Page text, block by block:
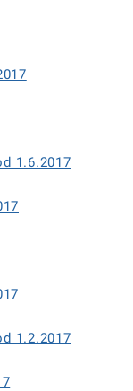
1.6.2017
1.2.2017